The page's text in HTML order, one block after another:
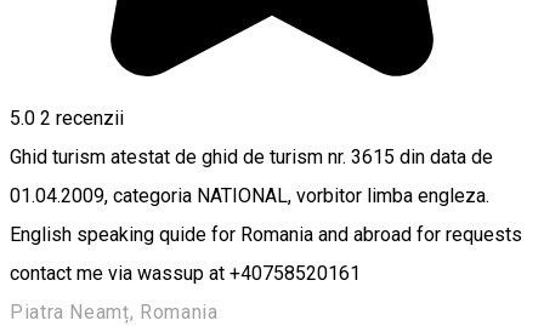
5.0 2 recenzii
Ghid turism atestat de ghid de turism nr. 3615 din data de
01.04.2009, categoria NATIONAL, vorbitor limba engleza.
English speaking quide for Romania and abroad for requests
contact me via wassup at +40758520161
Piatra Neamț, Romania